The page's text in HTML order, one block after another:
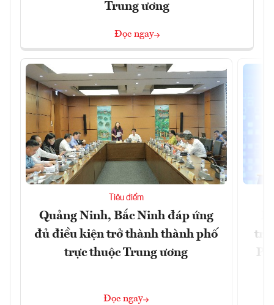
Trung ương
Đọc ngay
Tiêu điểm
Quảng Ninh, Bắc Ninh đáp ứng
đủ điều kiện trở thành thành phố
trực thuộc Trung ương
Đọc ngay